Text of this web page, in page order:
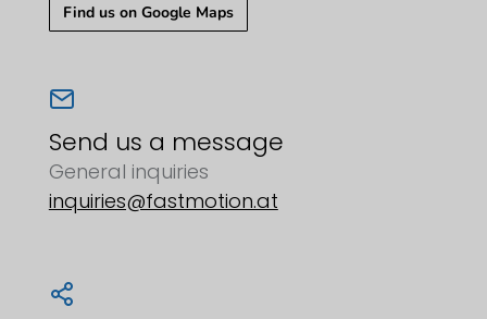
Find us on Google Maps
Send us a message
General inquiries
inquiries@fastmotion.at